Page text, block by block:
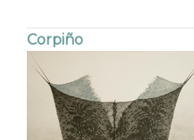
Corpiño